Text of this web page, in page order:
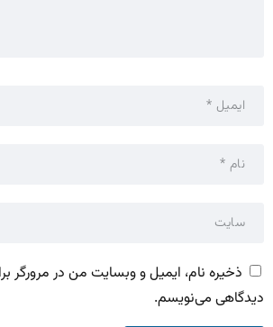
ذخیره نام، ایمیل و وبسایت من در مرورگر
دیدگاهی می‌نویسم.